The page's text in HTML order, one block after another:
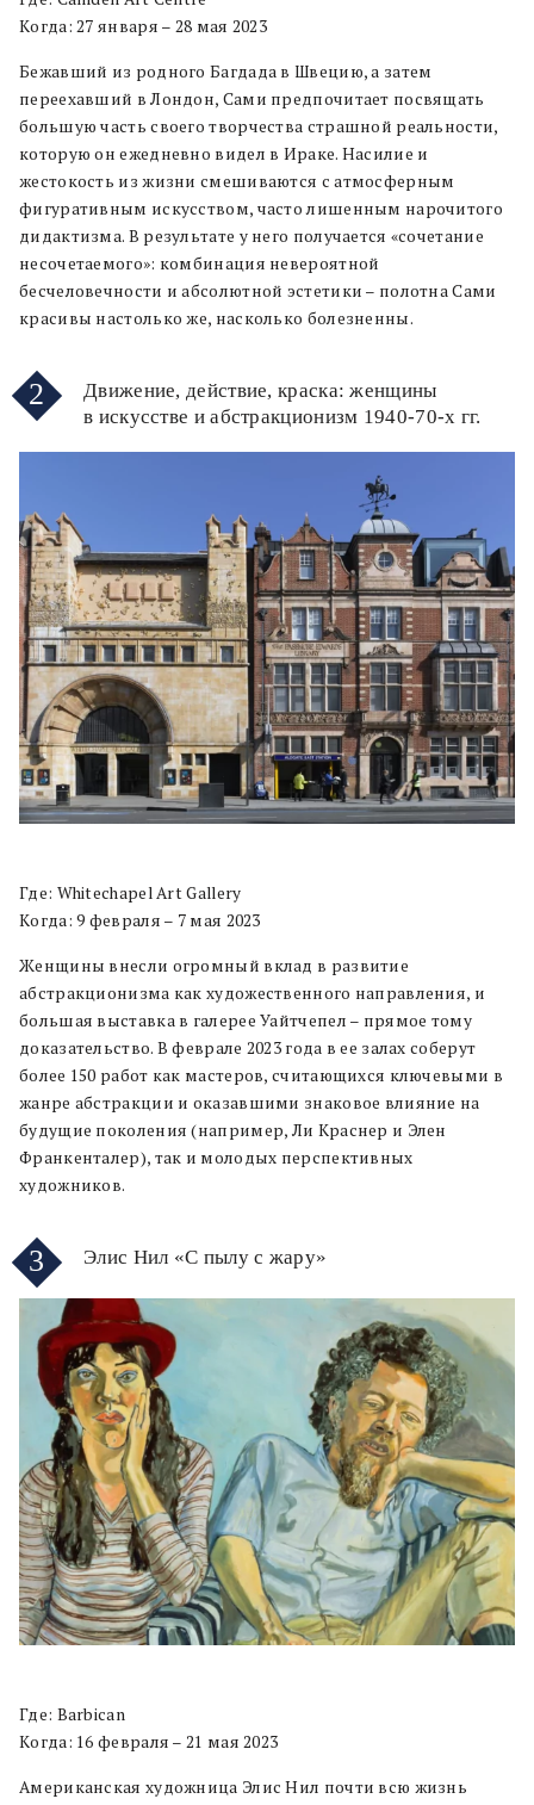
Когда: 27 января – 28 мая 2023
Бежавший из родного Багдада в Швецию, а затем
переехавший в Лондон, Сами предпочитает посвящать
большую часть своего творчества страшной реальности,
которую он ежедневно видел в Ираке. Насилие и
жестокость из жизни смешиваются с атмосферным
фигуративным искусством, часто лишенным нарочитого
дидактизма. В результате у него получается «сочетание
несочетаемого»: комбинация невероятной
бесчеловечности и абсолютной эстетики – полотна Сами
красивы настолько же, насколько болезненны.
2
Движение, действие, краска: женщины
в искусстве и абстракционизм 1940-70-х гг.
Где: Whitechapel Art Gallery
Когда: 9 февраля – 7 мая 2023
Женщины внесли огромный вклад в развитие
абстракционизма как художественного направления, и
большая выставка в галерее Уайтчепел – прямое тому
доказательство. В феврале 2023 года в ее залах соберут
более 150 работ как мастеров, считающихся ключевыми в
жанре абстракции и оказавшими знаковое влияние на
будущие поколения ­(например, Ли Краснер и Элен
Франкенталер), так и молодых перспективных
художников.
3 Элис Нил «С пылу с жару»
Где: Barbican
Когда: 16 февраля – 21 мая 2023
Американская художница Элис Нил почти всю жизнь